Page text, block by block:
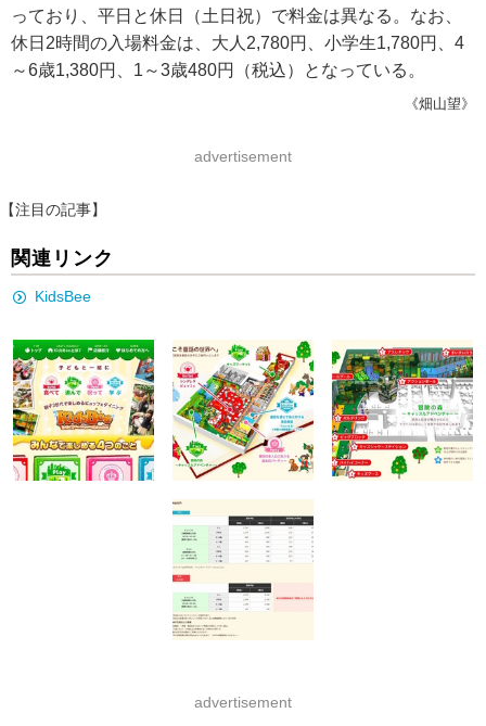
っており、平日と休日（土日祝）で料金は異なる。なお、
休日2時間の入場料金は、大人2,780円、小学生1,780円、4
～6歳1,380円、1～3歳480円（税込）となっている。
《畑山望》
advertisement
【注目の記事】
関連リンク
KidsBee
advertisement